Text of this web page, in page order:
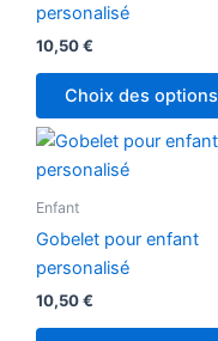
personalisé
10,50€
Choix des options
Enfant
Gobelet pour enfant
personalisé
10,50€